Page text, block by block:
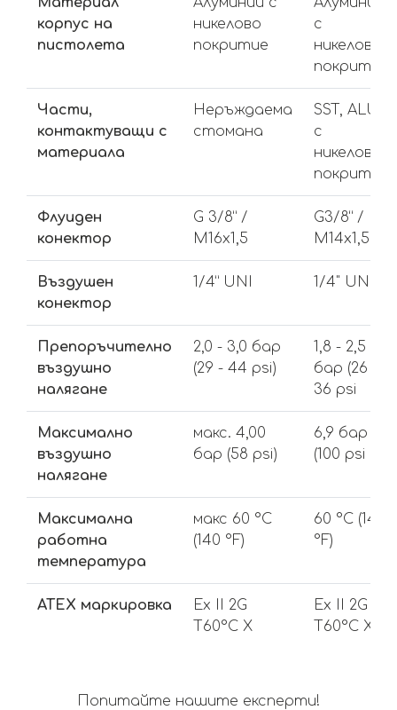
корпус на
пистолета
никелово
покритие
с
никелово
покритие
Части,
контактуващи с
материала
Неръждаема
стомана
SST, ALU
с
никелово
покритие
Флуиден
конектор
G 3/8” /
M16x1,5
G3/8“ /
M14x1,5
Въздушен
конектор
1/4” UNI 1/4" UNI
Препоръчително
въздушно
налягане
2,0 - 3,0 бар
(29 - 44 psi)
1,8 - 2,5
бар (26 -
36 psi
Максимално
въздушно
налягане
макс. 4,00
бар (58 psi)
6,9 бар
(100 psi
Максимална
работна
температура
макс 60 °C
(140 °F)
60 °C (140
°F)
ATEX маркировка
Ex II 2G
T60°C X
Ex II 2G
T60°C X
Попитайте нашите експерти!